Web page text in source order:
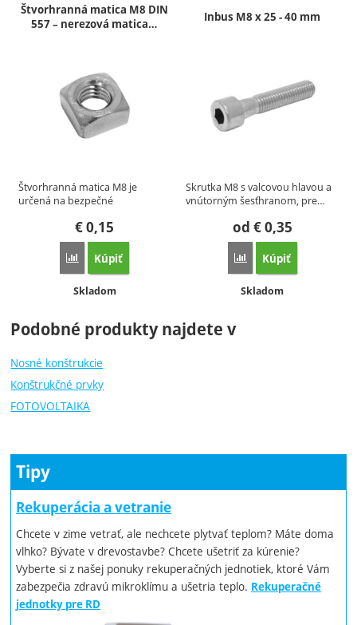
Štvorhranná matica M8 DIN
557 – nerezová matica…
Štvorhranná matica M8 je
určená na bezpečné
€0,15
Porovnať
Kúpiť
Dostupnosť:
Skladom
Inbus M8 x 25 - 40 mm
Skrutka M8 s valcovou hlavou a
vnútorným šesťhranom, pre…
od €0,35
Porovnať
Kúpiť
Dostupnosť:
Skladom
Podobné produkty najdete v
Nosné konštrukcie
Konštrukčné prvky
FOTOVOLTAIKA
Tipy
Rekuperácia a vetranie
Chcete v zime vetrať, ale nechcete plytvať teplom? Máte doma
vlhko? Bývate v drevostavbe? Chcete ušetriť za kúrenie?
Vyberte si z našej ponuky rekuperačných jednotiek, ktoré Vám
zabezpečia zdravú mikroklímu a ušetria teplo. Rekuperačné
jednotky pre RD